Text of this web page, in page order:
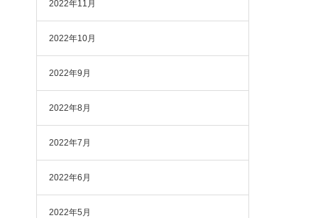
2022年11月
2022年10月
2022年9月
2022年8月
2022年7月
2022年6月
2022年5月